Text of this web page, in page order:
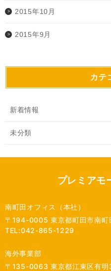
2015年10月
2015年9月
カテ
新着情報
未分類
プレミアモ
南町田オフィス（本社）
〒194-0005 東京都町田市南
TEL:042-865-1229
海外事業部
〒135-0063 東京都江東区有